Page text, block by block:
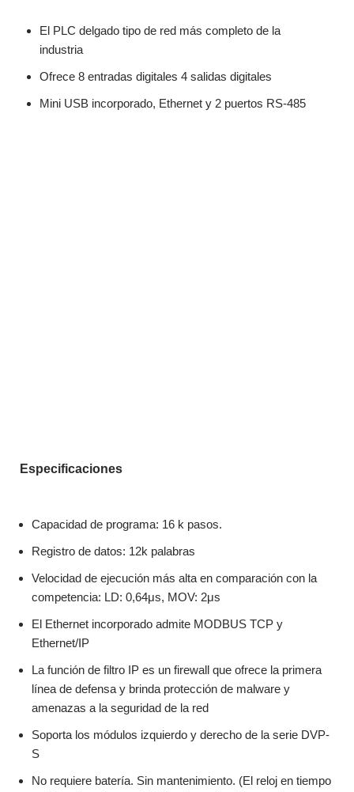
El PLC delgado tipo de red más completo de la
industria
Ofrece 8 entradas digitales 4 salidas digitales
Mini USB incorporado, Ethernet y 2 puertos RS-485
Especificaciones
Capacidad de programa: 16 k pasos.
Registro de datos: 12k palabras
Velocidad de ejecución más alta en comparación con la
competencia: LD: 0,64μs, MOV: 2μs
El Ethernet incorporado admite MODBUS TCP y
Ethernet/IP
La función de filtro IP es un firewall que ofrece la primera
línea de defensa y brinda protección de malware y
amenazas a la seguridad de la red
Soporta los módulos izquierdo y derecho de la serie DVP-
S
No requiere batería. Sin mantenimiento. (El reloj en tiempo